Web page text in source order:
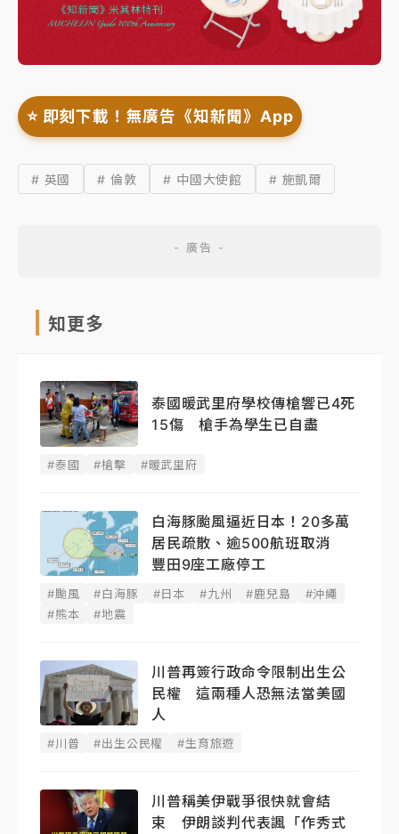
⭐️ 即刻下載！無廣告《知新聞》App
# 英國 # 倫敦 # 中國大使館 # 施凱爾
知更多
泰國暖武里府學校傳槍響已4死
15傷 槍手為學生已自盡
#泰國 #槍擊 #暖武里府
白海豚颱風逼近日本！20多萬
居民疏散、逾500航班取消
豐田9座工廠停工
#颱風 #白海豚 #日本 #九州 #鹿兒島
#沖繩
#熊本
#地震
川普再簽行政命令限制出生公
民權 這兩種人恐無法當美國
人
#川普 #出生公民權 #生育旅遊
川普稱美伊戰爭很快就會結
束 伊朗談判代表諷「作秀式